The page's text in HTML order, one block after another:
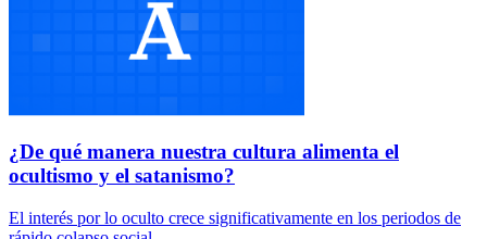
¿De qué manera nuestra cultura alimenta el
ocultismo y el satanismo?
El interés por lo oculto crece significativamente en los periodos de